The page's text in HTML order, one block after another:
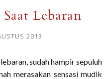
Lebaran
2013
sudah hampir sepuluh
merasakan sensasi mudik